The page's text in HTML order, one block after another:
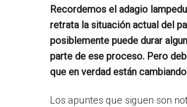
Recordemos el adagio
retrata la situación actual del
posiblemente puede durar
parte de ese proceso. Pero
que en verdad están
Los apuntes que siguen son